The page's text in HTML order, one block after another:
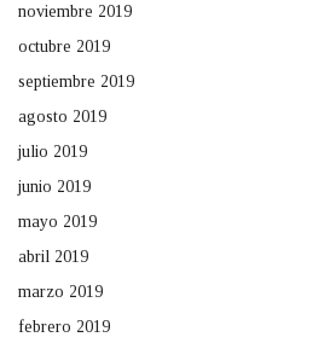
noviembre 2019
octubre 2019
septiembre 2019
agosto 2019
julio 2019
junio 2019
mayo 2019
abril 2019
marzo 2019
febrero 2019